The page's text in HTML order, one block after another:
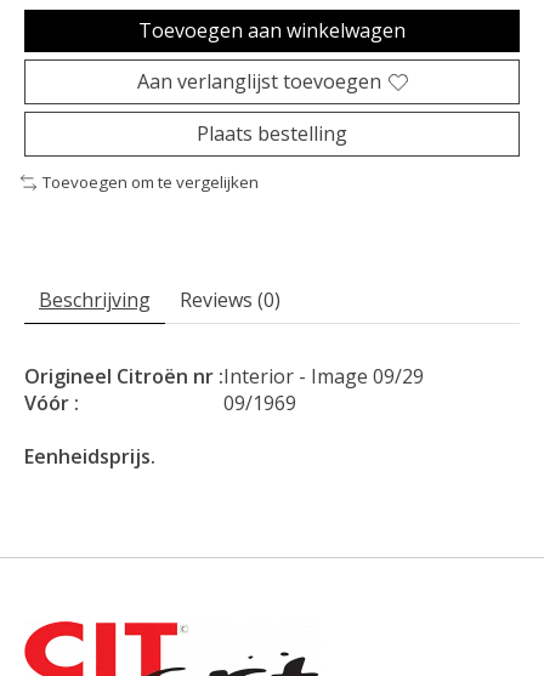
Toevoegen aan winkelwagen
Aan verlanglijst toevoegen
Plaats bestelling
Toevoegen om te vergelijken
Beschrijving Reviews (0)
Origineel Citroën nr :Interior - Image 09/29
Vóór :
09/1969
Eenheidsprijs.